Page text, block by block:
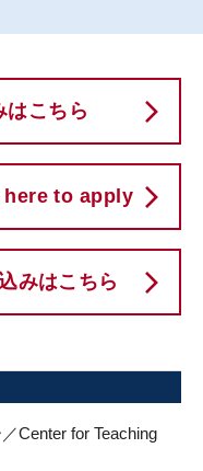
はこちら
here to apply
みはこちら
Center for Teaching